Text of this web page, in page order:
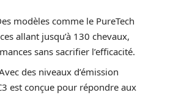
modèles comme le PureTech
allant jusqu’à 130 chevaux,
sans sacrifier l’efficacité.
des niveaux d’émission
est conçue pour répondre aux